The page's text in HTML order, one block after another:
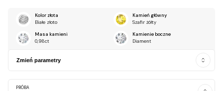
Kolor złota
Białe złoto
Kamień główny
Szafir żółty
Masa kamieni
0,98ct
Kamienie boczne
Diament
Zmień parametry
PRÓBA